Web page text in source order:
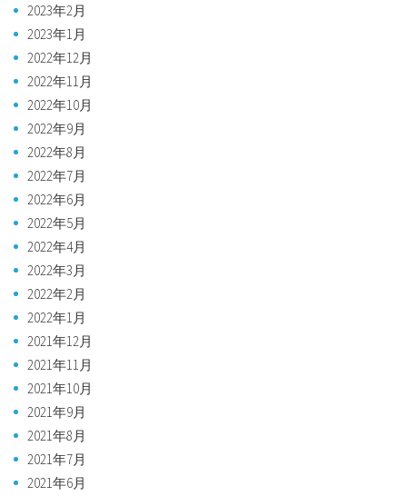
2023年2月
2023年1月
2022年12月
2022年11月
2022年10月
2022年9月
2022年8月
2022年7月
2022年6月
2022年5月
2022年4月
2022年3月
2022年2月
2022年1月
2021年12月
2021年11月
2021年10月
2021年9月
2021年8月
2021年7月
2021年6月